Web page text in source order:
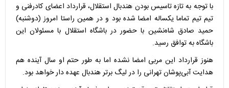
با توجه به تازه تاسیس بودن هندبال استقلال، قرارداد اعضای کادرفنی و
تیم تیم تماما یکساله امضا شده بود و در همین راستا امروز (دوشنبه)
حمید صادق شاه‌نشین با حضور در باشگاه استقلال با مسئولان این
باشگاه به توافق رسید.
هنوز قرارداد این مربی امضا نشده اما به طور حتم او سال آینده هم
هدایت آبی‌پوشان تهرانی را در لیگ برتر هندبال عهده دار خواهد بود.